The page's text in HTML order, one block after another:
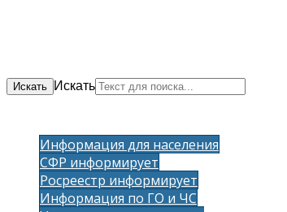
Искать Искать
Информация для населения
СФР информирует
Росреестр информирует
Информация по ГО и ЧС